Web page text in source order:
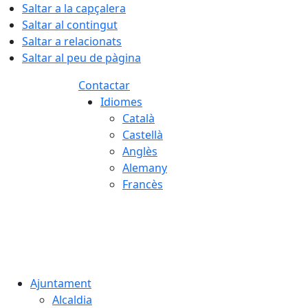
Saltar a la capçalera
Saltar al contingut
Saltar a relacionats
Saltar al peu de pàgina
Contactar
Idiomes
Català
Castellà
Anglès
Alemany
Francès
Ajuntament
Alcaldia